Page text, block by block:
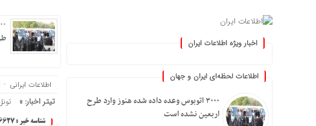
اخبار ویژه اطلاعات ایران
.: با اطلاعات ایران، اطلاعات خود را به‌روز کنید :.
اطلاعات لحظه‌ای ایران و جهان
۳۰۰۰ اتوبوس وعده داده شده هنوز وارد طرح
اربعین نشده است
اطلاعات‌ ‎ایرانی
تیتر اخبار: »
شناسه خبر : 126627